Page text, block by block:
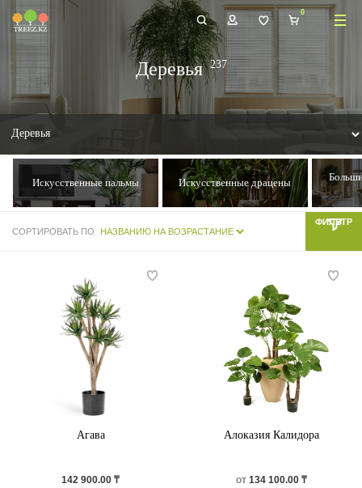
Деревья
Искусственные пальмы Искусственные драцены
СОРТИРОВАТЬ ПО
ФИЛЬТР
Агава
142 900.00 ₸
Алоказия Калидора
от 134 100.00 ₸